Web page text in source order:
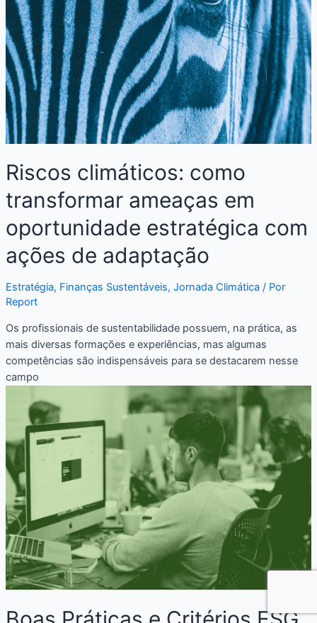
Riscos climáticos: como
transformar ameaças em
oportunidade estratégica com
ações de adaptação
Estratégia, Finanças Sustentáveis, Jornada Climática / Por
Report
Os profissionais de sustentabilidade possuem, na prática, as
mais diversas formações e experiências, mas algumas
competências são indispensáveis para se destacarem nesse
campo